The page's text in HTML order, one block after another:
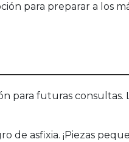
para preparar a los
para futuras consultas.
de asfixia. ¡Piezas